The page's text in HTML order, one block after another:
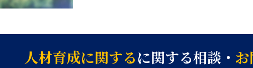
人材育成に関するに関する相談 ・